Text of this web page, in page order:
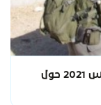
بيت الصحافة يصدر ورقة حقائق لشهر مارس 2021 حول